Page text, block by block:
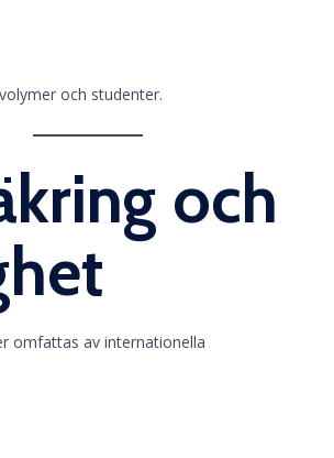
och studenter.
och
omfattas av internationella